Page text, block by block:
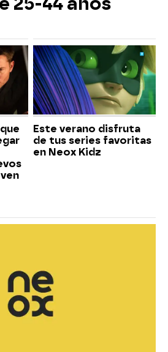
Este verano disfruta
de tus series favoritas
en Neox Kidz